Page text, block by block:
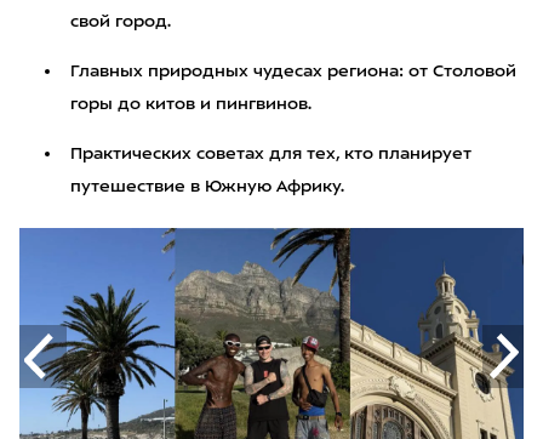
свой город.
Главных природных чудесах региона: от Столовой
горы до китов и пингвинов.
Практических советах для тех, кто планирует
путешествие в Южную Африку.